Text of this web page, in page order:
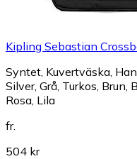
Kipling Sebastian
Syntet, Kuvertväska,
Silver, Grå, Turkos, Brun,
Rosa, Lila
fr.
504 kr